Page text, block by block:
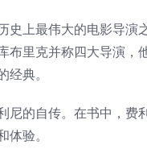
史上最伟大的电影导演
布里克并称四大导演，
经典。
尼的自传。在书中，费
验。